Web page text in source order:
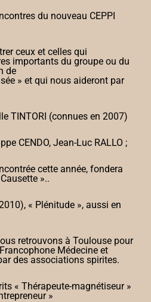
du nouveau CEPPI
ceux et celles qui
importants du groupe ou du
de
» et qui nous aideront par
TINTORI (connues en 2007)
CENDO, Jean-Luc RALLO ;
cette année, fondera
»..
« Plénitude », aussi en
retrouvons à Toulouse pour
Médecine et
des associations spirites.
« Thérapeute-magnétiseur »
»